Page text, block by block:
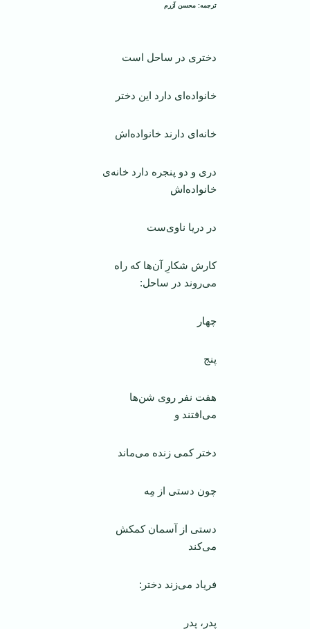
ترجمه: محسن آزرم
دختری در ساحل است
خانواده‌ای دارد این دختر
خانه‌ای دارند خانواده‌اش
دری و دو پنجره دارد خانه‌ی
خانواده‌اش
در دریا ناوی‌ست
کارش شکارِ آن‌ها که راه
می‌روند در ساحل:
چهار
پنج
هفت‌ نفر روی شن‌‌ها
می‌افتند و
دختر کمی زنده می‌ماند
چون دستی از مِه
دستی از آسمان کمکش
می‌کند
فریاد می‌زند دختر:
پدر، پدر